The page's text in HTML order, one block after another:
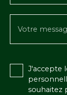
Votre
J'accepte
souhaitez